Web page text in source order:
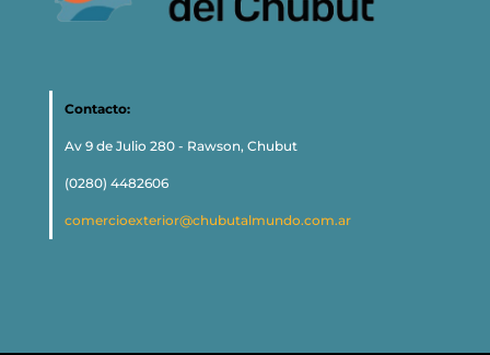
Contacto:
Av 9 de Julio 280 - Rawson, Chubut
(0280) 4482606
comercioexterior@chubutalmundo.com.ar